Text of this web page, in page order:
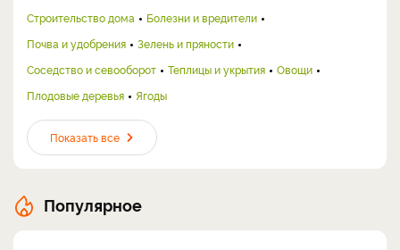
Строительство дома
Болезни и вредители
Почва и удобрения
Зелень и пряности
Соседство и севооборот
Теплицы и укрытия
Овощи
Плодовые деревья
Ягоды
Показать все
Популярное